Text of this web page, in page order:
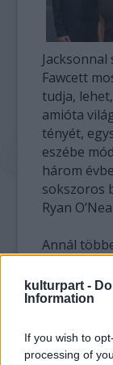
kulturpart -
Information
If you wish to
processing of
Fawcett
tudja,
amióta
tényét,
eszébe
három
sokszoros
Ryan
Annál
A június
világsztár
fölött